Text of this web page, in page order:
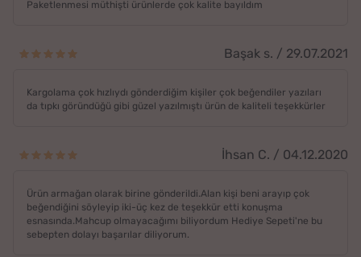
Paketlenmesi müthişti ürünlerde çok kalite bayıldım
Başak s. / 29.07.2021
Kargolama çok hızlıydı gönderdiğim kişiler çok beğendiler yazıları
da tıpkı göründüğü gibi güzel yazılmıştı ürün de kaliteli teşekkürler
İhsan C. / 04.12.2020
Ürün armağan olarak birine gönderildi.Alan kişi beni arayıp çok
beğendiğini söyleyip iki-üç kez de teşekkür etti konuşma
esnasında.Mahcup olmayacağımı biliyordum Hediye Sepeti'ne bu
sebepten dolayı başarılar diliyorum.